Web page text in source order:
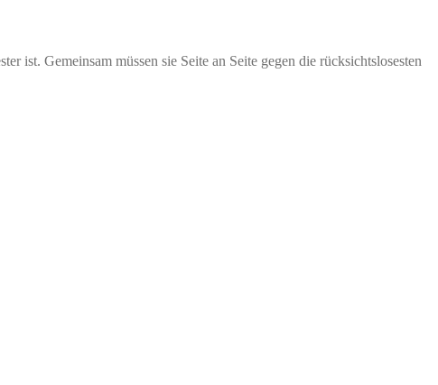
ist. Gemeinsam müssen sie Seite an Seite gegen die rücksichtslosesten